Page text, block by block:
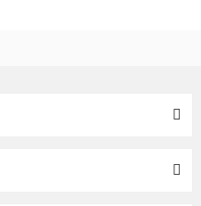
görüntülenemiyor.